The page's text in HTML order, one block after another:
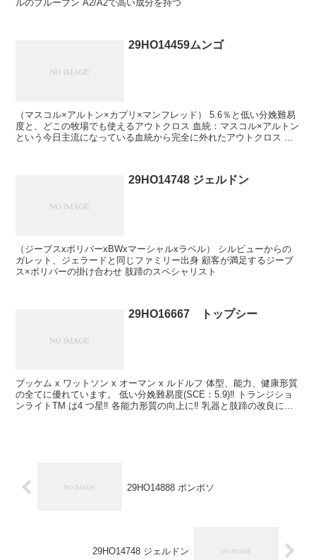
ルのプルーブン A2/A2で高い成分を持つ
29HO14459ムンゴ
（マスコル×アルトン×カプリ×マンフレッド） 5.6％と低い分娩難易
度と、どこの牧場でも使えるアウトクロス 血統：マスコル×アルトン
という今日主流になっている血統から完全に外れたアウトクロス 乳
29HO14748 ジェルドン
（ジーブスxボリバーxBWxマーシャルxラベル） シルビューからの
ガレット、ジェラードと同じファミリー出身 顧客が満足するジーブ
ス×ボリバーの掛け合わせ 肢蹄のスペシャリスト
29HO16667 トップシー
ブッケム x ワットソン x オーマン x ルドルフ 体型、能力、健康形質
の全てに優れています。 低い分娩難易度(SCE：5.9)‼ トランジショ
ンライトTM は4 つ星‼ 各能力形質の向上に‼ 乳器と肢蹄の改良に最
29HO14888 ポンポソ
29HO14748 ジェルドン